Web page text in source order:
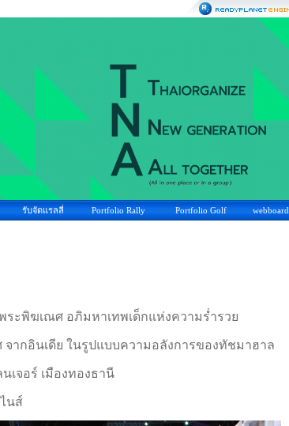
รับจัดแรลลี่ Portfolio Rally Portfolio Golf webboard
ะพิฆเณศ อภิมหาเทพเด็กแห่งความร่ำรวย
ากอินเดีย ในรูปแบบความอลังการของทัชมาฮาล
เจอร์ เมืองทองธานี
นส์